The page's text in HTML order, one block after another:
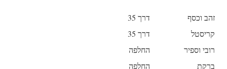
זהב וכסף
דרך 35
קריסטל
דרך 35
רובי וספיר
החלפה
ברקת
החלפה